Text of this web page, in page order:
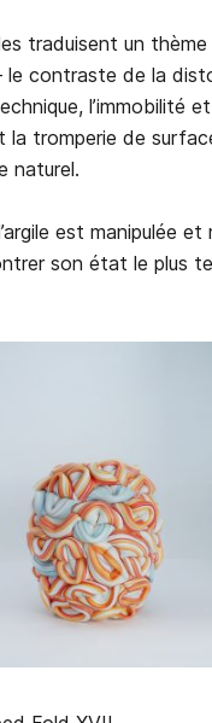
traduisent un
le contraste de la
l’immobilité
la tromperie de
naturel.
est manipulée et
son état le plus